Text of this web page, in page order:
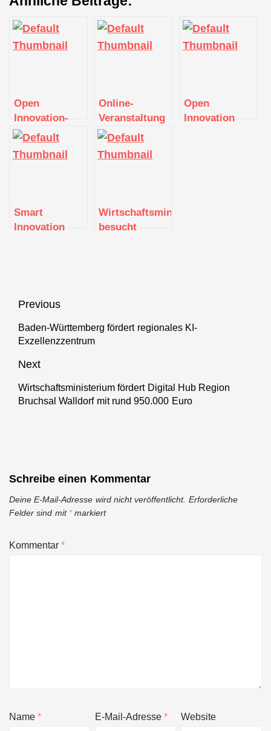
Open
Innovation-
Kongress
Baden-
Württemberg
Online-
Veranstaltung
„Israel
Innovation
Hub
Open
Innovation
Smart
Innovation
einsetzt
Wirtschaftsministerin
besucht
Beitragsnavigation
Previous
Previous
post:
Baden-Württemberg fördert regionales KI-
Exzellenzzentrum
Next
Next
post:
Wirtschaftsministerium fördert Digital Hub Region
Bruchsal Walldorf mit rund 950.000 Euro
Schreibe einen Kommentar
Deine E-Mail-Adresse wird nicht veröffentlicht. Erforderliche
Felder sind mit *markiert
Kommentar*
Name* E-Mail-Adresse* Website